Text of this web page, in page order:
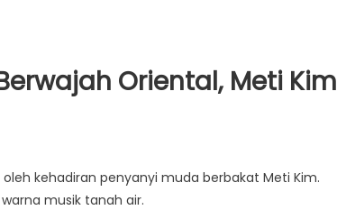
Oriental, Meti Kim
kehadiran penyanyi muda berbakat Meti Kim.
musik tanah air.